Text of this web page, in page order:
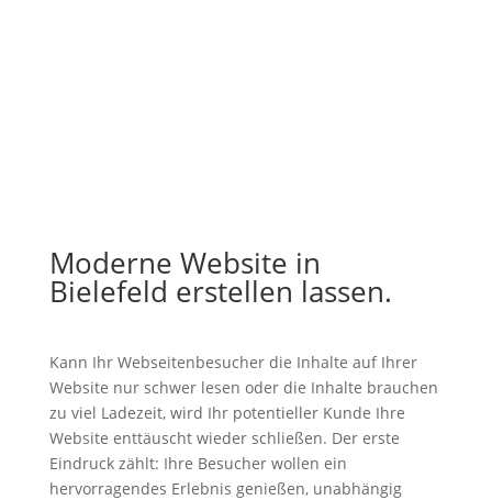
Moderne Website in
Bielefeld erstellen lassen.
Kann Ihr Webseitenbesucher die Inhalte auf Ihrer
Website nur schwer lesen oder die Inhalte brauchen
zu viel Ladezeit, wird Ihr potentieller Kunde Ihre
Website enttäuscht wieder schließen. Der erste
Eindruck zählt: Ihre Besucher wollen ein
hervorragendes Erlebnis genießen, unabhängig